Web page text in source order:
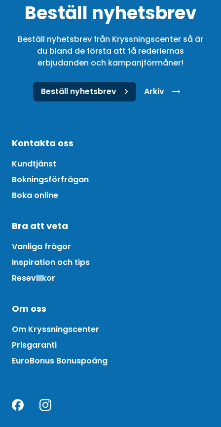
Beställ nyhetsbrev
Beställ nyhetsbrev från Kryssningscenter så är
du bland de första att få rederiernas
erbjudanden och kampanjförmåner!
Beställ nyhetsbrev Arkiv
Kontakta oss
Kundtjänst
Bokningsförfrågan
Boka online
Bra att veta
Vanliga frågor
Inspiration och tips
Resevillkor
Om oss
Om Kryssningscenter
Prisgaranti
EuroBonus Bonuspoäng